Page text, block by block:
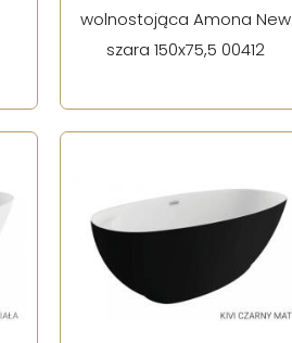
wolnostojąca Amona New
szara 150x75,5 00412